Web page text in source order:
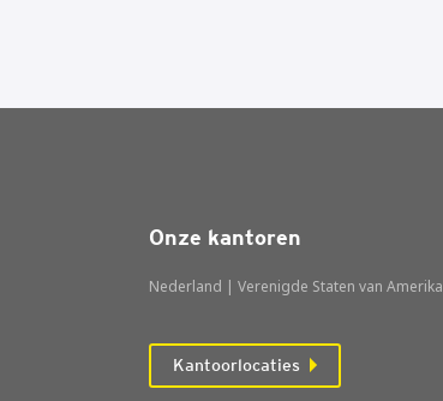
Onze kantoren
Nederland | Verenigde Staten van Amerika
Kantoorlocaties